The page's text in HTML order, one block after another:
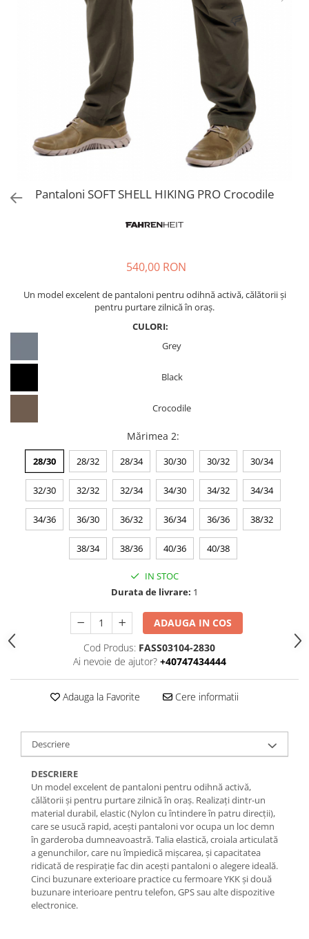
Pantaloni SOFT SHELL HIKING PRO Crocodile
540,00 RON
Un model excelent de pantaloni pentru odihnă activă, călătorii și
pentru purtare zilnică în oraș.
CULORI:
Grey
Black
Crocodile
Mărimea 2:
28/30 28/32 28/34 30/30 30/32 30/34
32/30 32/32 32/34 34/30 34/32 34/34
34/36 36/30 36/32 36/34 36/36 38/32
38/34 38/36 40/36 40/38
IN STOC
Durata de livrare: 1
ADAUGA IN COS
Cod Produs: FASS03104-2830
Ai nevoie de ajutor? +40747434444
Adauga la Favorite Cere informatii
Descriere
DESCRIERE
Un model excelent de pantaloni pentru odihnă activă,
călătorii și pentru purtare zilnică în oraș. Realizați dintr-un
material durabil, elastic (Nylon cu întindere în patru direcții),
care se usucă rapid, acești pantaloni vor ocupa un loc demn
în garderoba dumneavoastră. Talia elastică, croiala articulată
a genunchilor, care nu împiedică mișcarea, și capacitatea
ridicată de respirație fac din acești pantaloni o alegere ideală.
Cinci buzunare exterioare practice cu fermoare YKK și două
buzunare interioare pentru telefon, GPS sau alte dispozitive
electronice.